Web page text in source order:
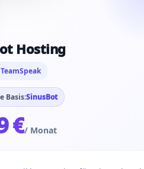
Hosting
Basis:SinusBot
€/ Monat